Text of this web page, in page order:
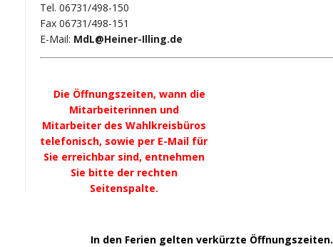
Tel. 06731/498-150
Fax 06731/498-151
E-Mail: MdL@Heiner-Illing.de
Die Öffnungszeiten, wann die
Mitarbeiterinnen und
Mitarbeiter des Wahlkreisbüros
telefonisch, sowie per E-Mail für
Sie erreichbar sind, entnehmen
Sie bitte der rechten
Seitenspalte.
In den Ferien gelten verkürzte Öffnungszeiten.